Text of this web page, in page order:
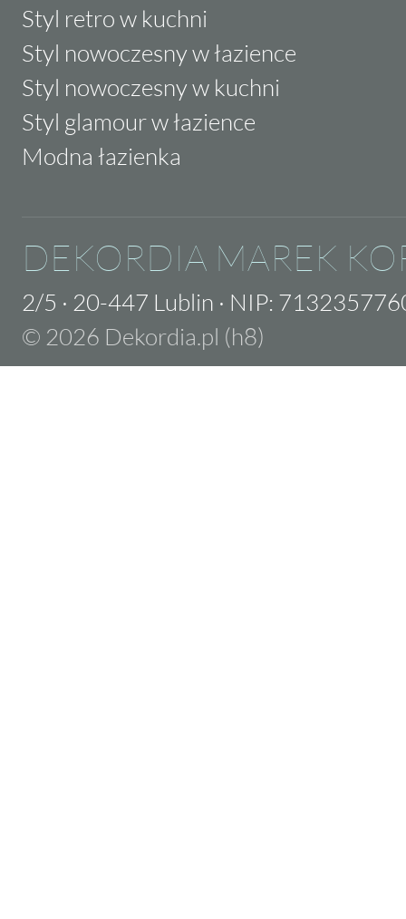
Styl retro w kuchni
Styl nowoczesny w łazience
Styl nowoczesny w kuchni
Styl glamour w łazience
Modna łazienka
DEKORDIA MAREK
2/5 · 20-447 Lublin · NIP:
© 2026 Dekordia.pl (h8)